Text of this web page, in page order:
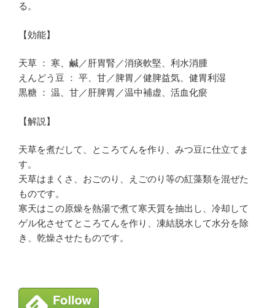
る。
【効能】
天草 ： 寒、鹹／肝胃腎／消痰軟堅、利水消腫
えんどう豆 ： 平、甘／脾胃／健脾益気、健胃利湿
黒糖 ： 温、甘／肝脾胃／温中補虚、活血化瘀
【解説】
天草を煮だして、ところてんを作り、みつ豆に仕立てま
す。
天草はまくさ、おごのり、えごのり等の紅藻類を混ぜた
ものです。
寒天はこの原燥を熱湯で煮て寒天質を抽出し、冷却して
ゲル化させてところてんを作り、凍結脱水して水分を除
き、乾燥させたものです。